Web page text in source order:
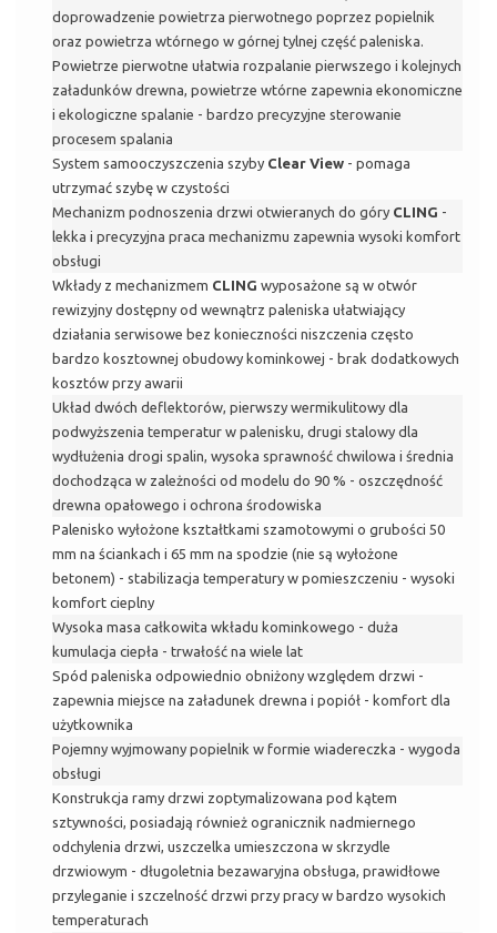
doprowadzenie powietrza pierwotnego poprzez popielnik
oraz powietrza wtórnego w górnej tylnej część paleniska.
Powietrze pierwotne ułatwia rozpalanie pierwszego i kolejnych
załadunków drewna, powietrze wtórne zapewnia ekonomiczne
i ekologiczne spalanie - bardzo precyzyjne sterowanie
procesem spalania
System samooczyszczenia szyby Clear View - pomaga
utrzymać szybę w czystości
Mechanizm podnoszenia drzwi otwieranych do góry CLING -
lekka i precyzyjna praca mechanizmu zapewnia wysoki komfort
obsługi
Wkłady z mechanizmem CLING wyposażone są w otwór
rewizyjny dostępny od wewnątrz paleniska ułatwiający
działania serwisowe bez konieczności niszczenia często
bardzo kosztownej obudowy kominkowej - brak dodatkowych
kosztów przy awarii
Układ dwóch deflektorów, pierwszy wermikulitowy dla
podwyższenia temperatur w palenisku, drugi stalowy dla
wydłużenia drogi spalin, wysoka sprawność chwilowa i średnia
dochodząca w zależności od modelu do 90 % - oszczędność
drewna opałowego i ochrona środowiska
Palenisko wyłożone kształtkami szamotowymi o grubości 50
mm na ściankach i 65 mm na spodzie (nie są wyłożone
betonem) - stabilizacja temperatury w pomieszczeniu - wysoki
komfort cieplny
Wysoka masa całkowita wkładu kominkowego - duża
kumulacja ciepła - trwałość na wiele lat
Spód paleniska odpowiednio obniżony względem drzwi -
zapewnia miejsce na załadunek drewna i popiół - komfort dla
użytkownika
Pojemny wyjmowany popielnik w formie wiadereczka - wygoda
obsługi
Konstrukcja ramy drzwi zoptymalizowana pod kątem
sztywności, posiadają również ogranicznik nadmiernego
odchylenia drzwi, uszczelka umieszczona w skrzydle
drzwiowym - długoletnia bezawaryjna obsługa, prawidłowe
przyleganie i szczelność drzwi przy pracy w bardzo wysokich
temperaturach